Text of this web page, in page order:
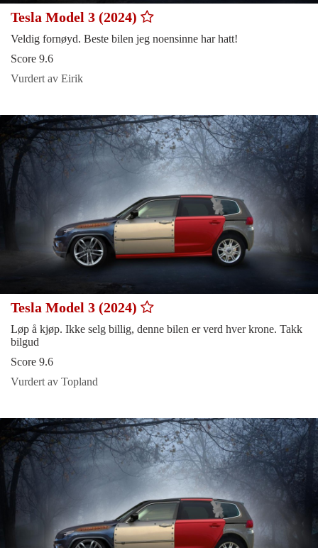
Tesla Model 3 (2024)
Veldig fornøyd. Beste bilen jeg noensinne har hatt!
Score 9.6
Vurdert av Eirik
Tesla Model 3 (2024)
Løp å kjøp. Ikke selg billig, denne bilen er verd hver krone. Takk
bilgud
Score 9.6
Vurdert av Topland